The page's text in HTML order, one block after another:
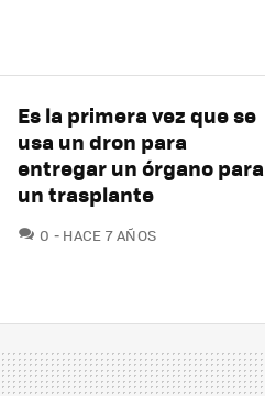
Es la primera vez que se
usa un dron para
entregar un órgano para
un trasplante
0 COMENTARIOS
HACE 7 AÑOS